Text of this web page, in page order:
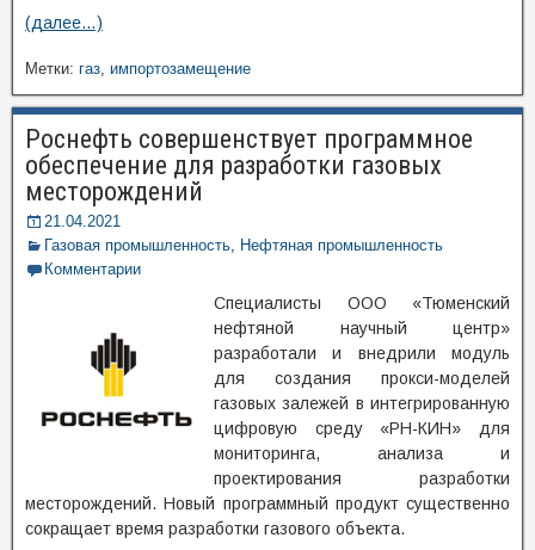
(далее…)
Метки: газ, импортозамещение
Роснефть совершенствует программное
обеспечение для разработки газовых
месторождений
21.04.2021
Газовая промышленность, Нефтяная промышленность
Комментарии
Специалисты ООО «Тюменский
нефтяной научный центр»
разработали и внедрили модуль
для создания прокси-моделей
газовых залежей в интегрированную
цифровую среду «РН-КИН» для
мониторинга, анализа и
проектирования разработки
месторождений. Новый программный продукт существенно
сокращает время разработки газового объекта.